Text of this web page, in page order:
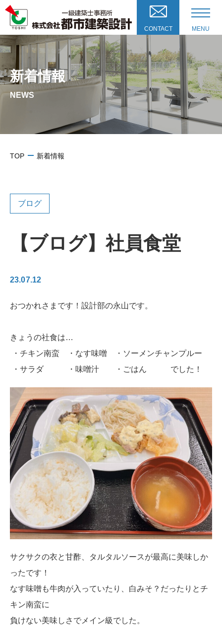
CONTACT MENU
新着情報
NEWS
TOP 新着情報
ブログ
【ブログ】社員食堂
23.07.12
おつかれさまです！設計部の永山です。
きょうの社食は…
・チキン南蛮 ・なす味噌 ・ソーメンチャンプルー
・サラダ ・味噌汁 ・ごはん でした！
サクサクの衣と甘酢、タルタルソースが最高に美味しか
ったです！
なす味噌も牛肉が入っていたり、白みそ？だったりとチ
キン南蛮に
負けない美味しさでメイン級でした。